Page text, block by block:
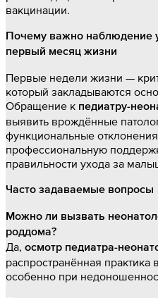
вакцинации.
Почему важно наблюдение
первый месяц жизни
Первые недели жизни —
который закладываются
Обращение к педиатру-
выявить врождённые
функциональные
профессиональную
правильности ухода за
Часто задаваемые вопросы
Можно ли вызвать
роддома?
Да, осмотр педиатра-
распространённая
особенно при